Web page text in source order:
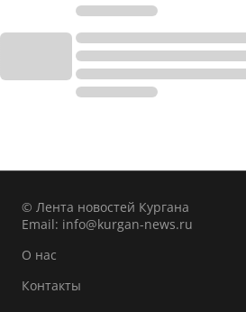
© Лента новостей Кургана
Email: info@kurgan-news.ru
О нас
Контакты